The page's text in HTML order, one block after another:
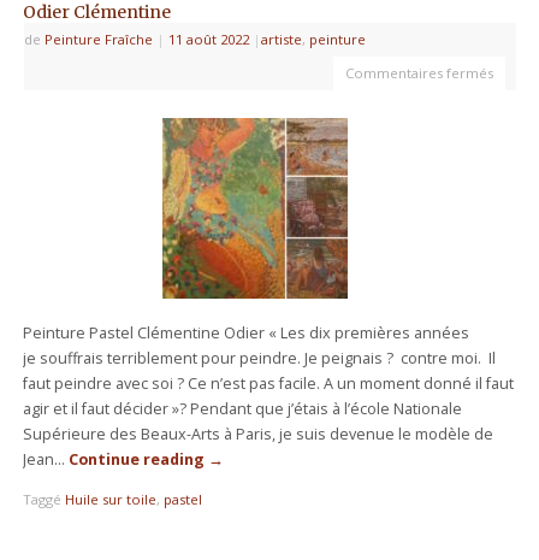
Odier Clémentine
de Peinture Fraîche | 11 août 2022 | artiste, peinture
Commentaires fermés
Peinture Pastel Clémentine Odier « Les dix premières années
je souffrais terriblement pour peindre. Je peignais ? contre moi. Il
faut peindre avec soi ? Ce n’est pas facile. A un moment donné il faut
agir et il faut décider »? Pendant que j’étais à l’école Nationale
Supérieure des Beaux-Arts à Paris, je suis devenue le modèle de
Jean… Continue reading →
Taggé Huile sur toile, pastel